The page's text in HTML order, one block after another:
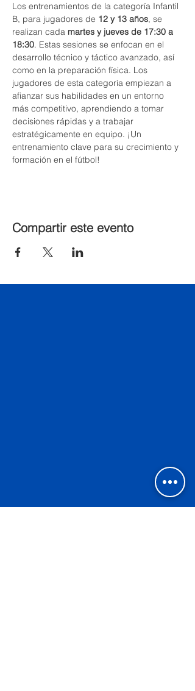
Los entrenamientos de la categoría Infantil
B, para jugadores de 12 y 13 años, se
realizan cada martes y jueves de 17:30 a
18:30. Estas sesiones se enfocan en el
desarrollo técnico y táctico avanzado, así
como en la preparación física. Los
jugadores de esta categoría empiezan a
afianzar sus habilidades en un entorno
más competitivo, aprendiendo a tomar
decisiones rápidas y a trabajar
estratégicamente en equipo. ¡Un
entrenamiento clave para su crecimiento y
formación en el fútbol!
Compartir este evento